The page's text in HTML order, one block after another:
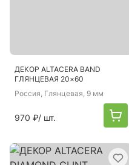
ДЕКОР ALTACERA BAND
ГЛЯНЦЕВАЯ 20×60
Россия, Глянцевая, 9 мм
970 ₽/ шт.